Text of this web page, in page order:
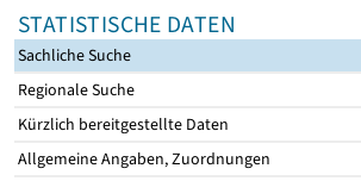
STATISTISCHE DATEN
Sachliche Suche
Regionale Suche
Kürzlich bereitgestellte Daten
Allgemeine Angaben, Zuordnungen